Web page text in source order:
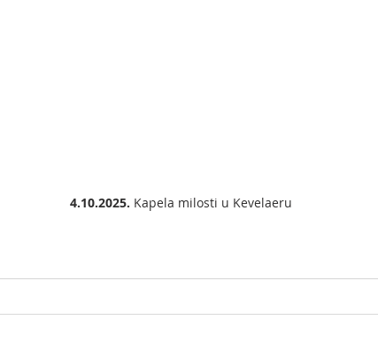
4.10.2025. Kapela milosti u Kevelaeru